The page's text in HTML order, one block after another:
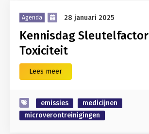
Agenda 28 januari 2025
Kennisdag Sleutelfactor
Toxiciteit
Lees meer
emissies
medicijnen
microverontreinigingen